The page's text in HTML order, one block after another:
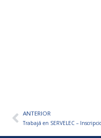
AntANTERIOR